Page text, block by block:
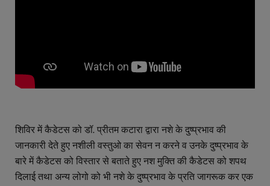
शिविर में कैडेटस को डॉ. प्रीतम कटारा द्वारा नशे के दुष्प्रभाव की
जानकारी देते हुए नशीली वस्तुओ का सेवन न करने व उनके दुष्प्रभाव के
बारे में कैडेटस को विस्तार से बताते हुए नश मुक्ति की कैडेटस को शपथ
दिलाई तथा अन्य लोगो को भी नशे के दुष्प्रभाव के प्रति जागरूक कर एक